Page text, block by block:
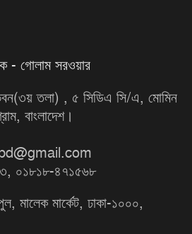
- গোলাম সরওয়ার
তলা) , ৫ সিডিএ সি/এ, মোমিন
বাংলাদেশ।
০১৮১৮-৪৭১৫৬৮
মালেক মার্কেট, ঢাকা-১০০০,